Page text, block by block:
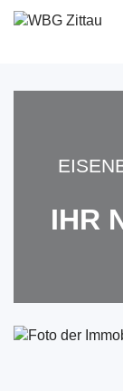
Zum
Inhalt
IHR